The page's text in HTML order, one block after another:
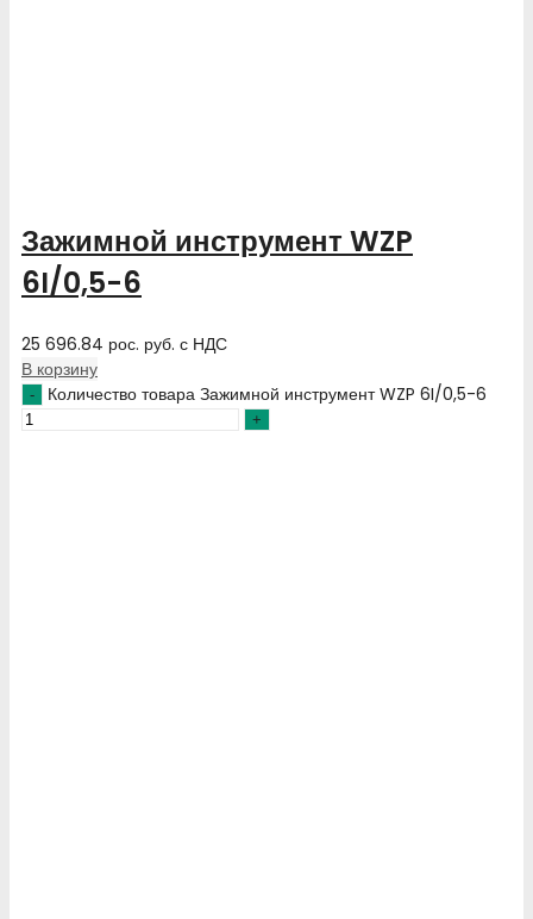
Зажимной инструмент WZP
6I/0,5-6
25 696.84 рос. руб. с НДС
В корзину
Количество товара Зажимной инструмент WZP 6I/0,5-6